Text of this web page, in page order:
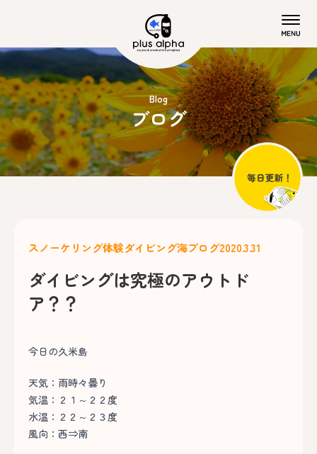
Blog
ブログ
スノーケリング体験ダイビング海ブログ2020.3.31
ダイビングは究極のアウトド
ア？？
今日の久米島
天気：雨時々曇り
気温：２１～２２度
水温：２２～２３度
風向：西⇒南